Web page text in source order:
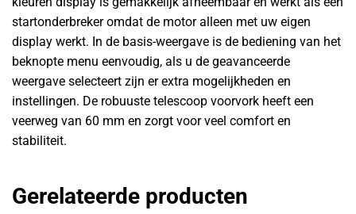
startonderbreker omdat de motor alleen met uw eigen
display werkt. In de basis-weergave is de bediening van het
beknopte menu eenvoudig, als u de geavanceerde
weergave selecteert zijn er extra mogelijkheden en
instellingen. De robuuste telescoop voorvork heeft een
veerweg van 60 mm en zorgt voor veel comfort en
stabiliteit.
Gerelateerde producten